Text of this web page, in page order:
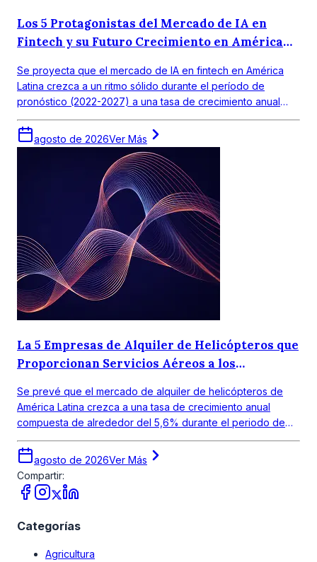
Los 5 Protagonistas del Mercado de IA en
Fintech y su Futuro Crecimiento en América
Se proyecta que el mercado de IA en fintech en América
Latina crezca a un ritmo sólido durante el período de
pronóstico (2022-2027) a una tasa de crecimiento anual
compuesta (CAGR) de 18,0%. El mercado objetivo en
América Latina obtuvo un valor de alrededor de USD 390
millones en 2021.
agosto de 2026Ver Más
La 5 Empresas de Alquiler de Helicópteros que
Proporcionan Servicios Aéreos a los
Se prevé que el mercado de alquiler de helicópteros de
América Latina crezca a una tasa de crecimiento anual
compuesta de alrededor del 5,6% durante el periodo de
pronóstico 2026-2035.
agosto de 2026Ver Más
Compartir:
Categorías
Agricultura